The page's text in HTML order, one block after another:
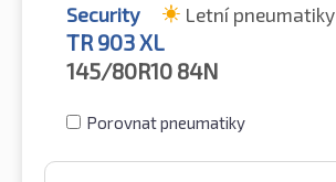
Security Letní pneumatiky
TR 903 XL
145/80R10 84N
Porovnat pneumatiky